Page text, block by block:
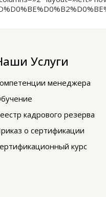
Услуги
менеджера
кадрового резерва
о сертификации
курс